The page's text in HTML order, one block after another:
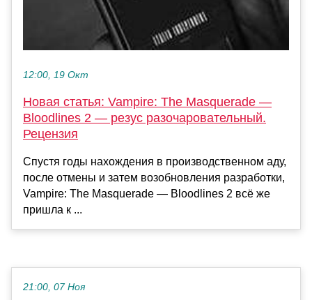
12:00, 19 Окт
Новая статья: Vampire: The Masquerade —
Bloodlines 2 — резус разочаровательный.
Рецензия
Спустя годы нахождения в производственном аду,
после отмены и затем возобновления разработки,
Vampire: The Masquerade — Bloodlines 2 всё же
пришла к ...
21:00, 07 Ноя